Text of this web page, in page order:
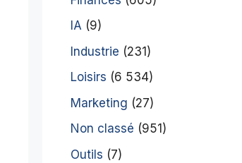
IA (9)
Industrie (231)
Loisirs (6 534)
Marketing (27)
Non classé (951)
Outils (7)